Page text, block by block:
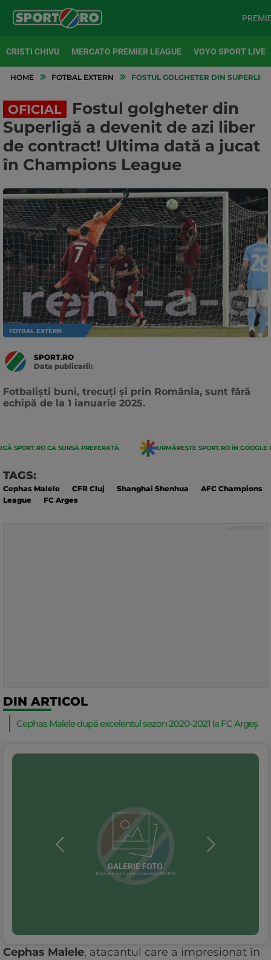
CRISTI CHIVU MERCATO PREMIER LEAGUE VOYO SPORT LIVE
HOME FOTBAL EXTERN FOSTUL GOLGHETER DIN
OFICIAL
Fostul golgheter din
Superligă a devenit de azi liber
de contract! Ultima dată a jucat
în Champions League
FOTBAL EXTERN
SPORT.RO
Data publicarii:
Fotbaliști buni, trecuți și prin România, sunt fără
echipă de la 1 ianuarie 2025.
SPORT.RO CA SURSĂ PREFERATĂ URMĂREȘTE SPORT.RO ÎN GOOGLE
TAGS:
Cephas Malele CFR Cluj Shanghai Shenhua
AFC Champions
League
FC Arges
DIN ARTICOL
Cephas Malele după excelentul sezon 2020-2021 la FC Argeș
Cephas Malele, atacantul care a impresionat în